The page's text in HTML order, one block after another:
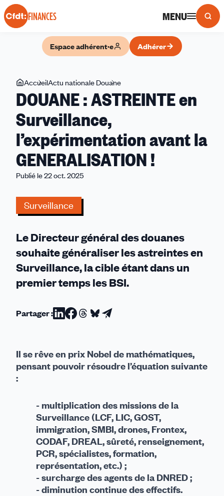
Panneau de gestion des cookies
FINANCES MENU
Espace adhérent·e Adhérer
Vous
êtes
ici
AccueilActu nationale Douane
Surveillance,
l’expérimentation
avant
DOUANE : ASTREINTE en
Surveillance,
l’expérimentation avant la
GENERALISATION !
Publié le 22 oct. 2025
Surveillance
Le Directeur général des douanes
souhaite généraliser les astreintes en
Surveillance, la cible étant dans un
premier temps les BSI.
Partager :Partager
Linkedin
Partager
Facebook
Partager
Threads
Partager
Bluesky
Partager
email
Il se rêve en prix Nobel de mathématiques,
pensant pouvoir résoudre l’équation suivante
:
- multiplication des missions de la
Surveillance (LCF, LIC, GOST,
immigration, SMBI, drones, Frontex,
CODAF, DREAL, sûreté, renseignement,
PCR, spécialistes, formation,
représentation, etc.) ;
- surcharge des agents de la DNRED ;
- diminution continue des effectifs.